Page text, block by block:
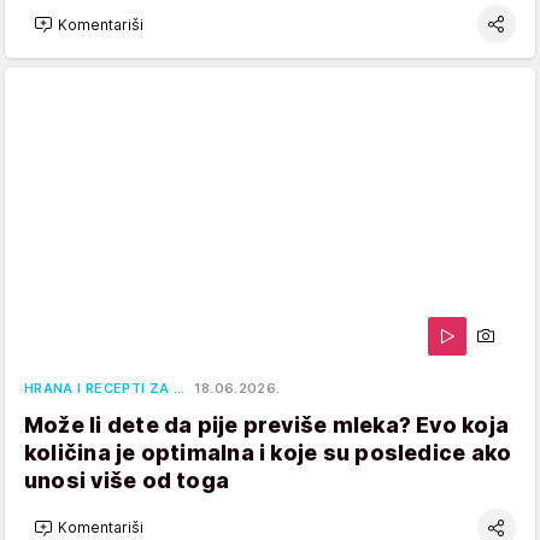
Komentariši
HRANA I RECEPTI ZA … 18.06.2026.
Može li dete da pije previše mleka? Evo koja
količina je optimalna i koje su posledice ako
unosi više od toga
Komentariši